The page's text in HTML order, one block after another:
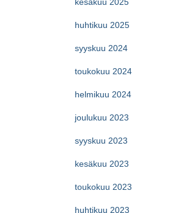
huhtikuu 2025
syyskuu 2024
toukokuu 2024
helmikuu 2024
joulukuu 2023
syyskuu 2023
kesäkuu 2023
toukokuu 2023
huhtikuu 2023